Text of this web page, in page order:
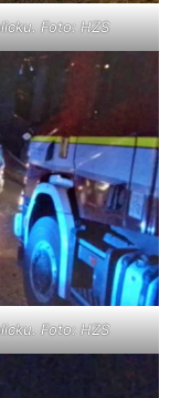
Foto: HZS
Foto: HZS